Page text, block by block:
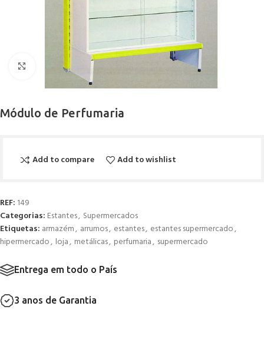
Click to enlarge
Módulo de Perfumaria
Add to compare Add to wishlist
REF: 149
Categorias: Estantes, Supermercados
Etiquetas: armazém, arrumos, estantes, estantes supermercado,
hipermercado, loja, metálicas, perfumaria, supermercado
Entrega em todo o País
3 anos de Garantia